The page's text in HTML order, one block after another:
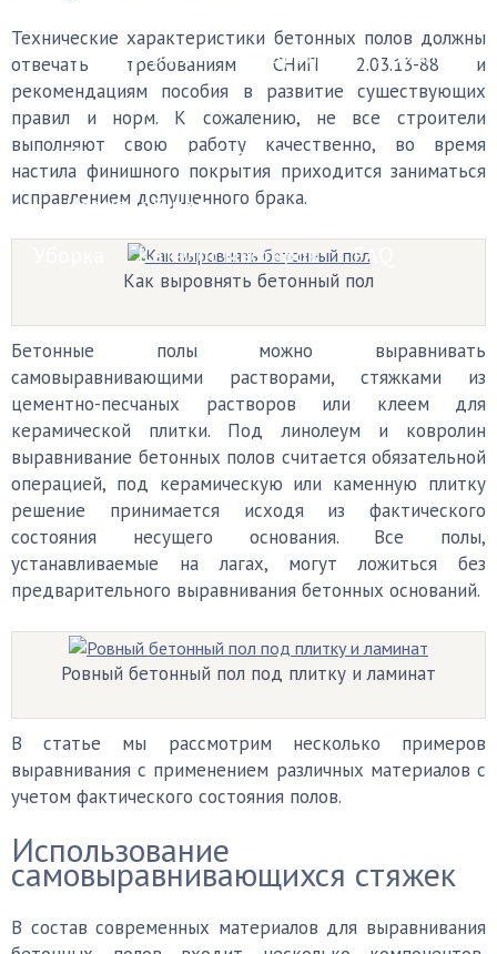
Керамогранит
Ковролин
Ламинат
Линолеум
Наливной пол
Паркет
Плитка
Пробковый пол
Черновой пол
Каталог мастеров FAQ
Технические характеристики бетонных полов должны
отвечать требованиям СНиП 2.03.13-88 и
рекомендациям пособия в развитие существующих
правил и норм. К сожалению, не все строители
выполняют свою работу качественно, во время
настила финишного покрытия приходится заниматься
исправлением допущенного брака.
Как выровнять бетонный пол
Бетонные полы можно выравнивать
самовыравнивающими растворами, стяжками из
цементно-песчаных растворов или клеем для
керамической плитки. Под линолеум и ковролин
выравнивание бетонных полов считается обязательной
операцией, под керамическую или каменную плитку
решение принимается исходя из фактического
состояния несущего основания. Все полы,
устанавливаемые на лагах, могут ложиться без
предварительного выравнивания бетонных оснований.
Ровный бетонный пол под плитку и ламинат
В статье мы рассмотрим несколько примеров
выравнивания с применением различных материалов с
учетом фактического состояния полов.
Использование
самовыравнивающихся стяжек
В состав современных материалов для выравнивания